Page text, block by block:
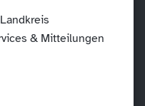
& Mitteilungen
12:30 – 15:45 Uhr
– 15:45 Uhr
möglich.